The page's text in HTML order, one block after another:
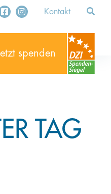
Kontakt
spenden
TAG